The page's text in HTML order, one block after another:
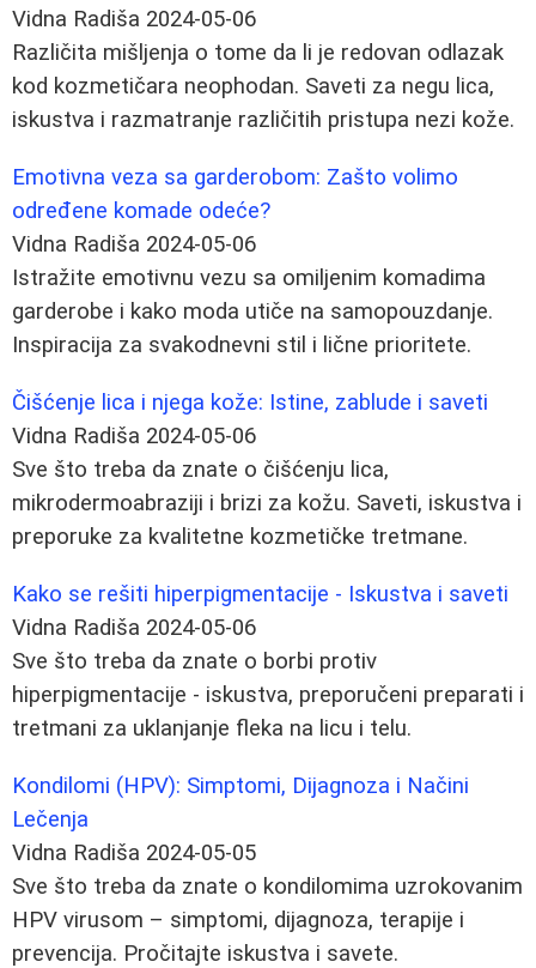
Vidna Radiša 2024-05-06
Različita mišljenja o tome da li je redovan odlazak
kod kozmetičara neophodan. Saveti za negu lica,
iskustva i razmatranje različitih pristupa nezi kože.
Emotivna veza sa garderobom: Zašto volimo
određene komade odeće?
Vidna Radiša 2024-05-06
Istražite emotivnu vezu sa omiljenim komadima
garderobe i kako moda utiče na samopouzdanje.
Inspiracija za svakodnevni stil i lične prioritete.
Čišćenje lica i njega kože: Istine, zablude i saveti
Vidna Radiša 2024-05-06
Sve što treba da znate o čišćenju lica,
mikrodermoabraziji i brizi za kožu. Saveti, iskustva i
preporuke za kvalitetne kozmetičke tretmane.
Kako se rešiti hiperpigmentacije - Iskustva i saveti
Vidna Radiša 2024-05-06
Sve što treba da znate o borbi protiv
hiperpigmentacije - iskustva, preporučeni preparati i
tretmani za uklanjanje fleka na licu i telu.
Kondilomi (HPV): Simptomi, Dijagnoza i Načini
Lečenja
Vidna Radiša 2024-05-05
Sve što treba da znate o kondilomima uzrokovanim
HPV virusom – simptomi, dijagnoza, terapije i
prevencija. Pročitajte iskustva i savete.